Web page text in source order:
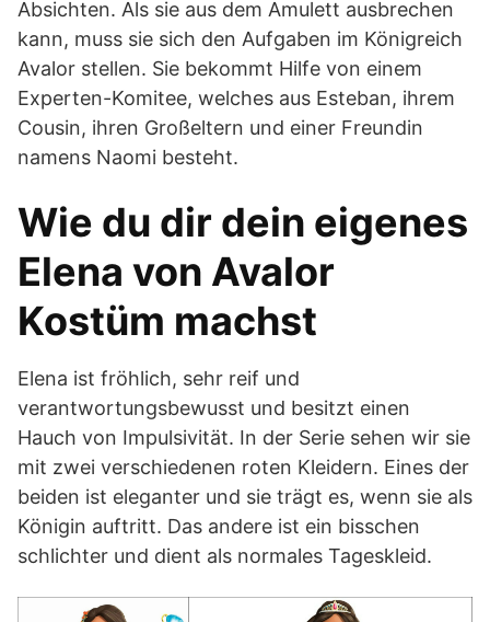
Absichten. Als sie aus dem Amulett ausbrechen
kann, muss sie sich den Aufgaben im Königreich
Avalor stellen. Sie bekommt Hilfe von einem
Experten-Komitee, welches aus Esteban, ihrem
Cousin, ihren Großeltern und einer Freundin
namens Naomi besteht.
Wie du dir dein eigenes
Elena von Avalor
Kostüm machst
Elena ist fröhlich, sehr reif und
verantwortungsbewusst und besitzt einen
Hauch von Impulsivität. In der Serie sehen wir sie
mit zwei verschiedenen roten Kleidern. Eines der
beiden ist eleganter und sie trägt es, wenn sie als
Königin auftritt. Das andere ist ein bisschen
schlichter und dient als normales Tageskleid.